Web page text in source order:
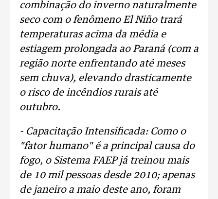
combinação do inverno naturalmente
seco com o fenômeno El Niño trará
temperaturas acima da média e
estiagem prolongada ao Paraná (com a
região norte enfrentando até meses
sem chuva), elevando drasticamente
o risco de incêndios rurais até
outubro.
- Capacitação Intensificada: Como o
"fator humano" é a principal causa do
fogo, o Sistema FAEP já treinou mais
de 10 mil pessoas desde 2010; apenas
de janeiro a maio deste ano, foram